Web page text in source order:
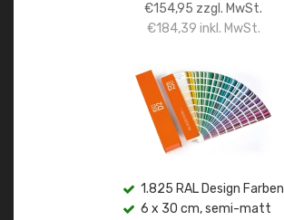
€154,95 zzgl. MwSt.
€184,39 inkl. MwSt.
1.825 RAL Design Farben
6 x 30 cm, semi-matt